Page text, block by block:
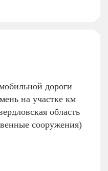
дороги
на участке км
область
сооружения)